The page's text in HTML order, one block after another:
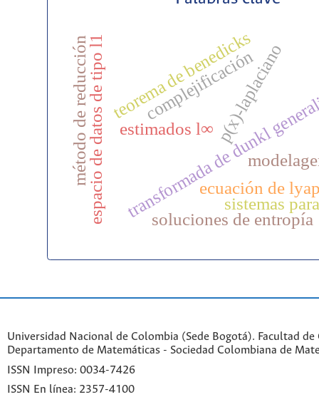
transformada de dunkl
teorema de benedicks
ecuación de
p(x)-laplaciano
estimados l∞
espacio de datos de tipo l1 complejificación
método de reducción
sistemas
soluciones de entropía
Universidad Nacional de Colombia (Sede Bogotá). Facultad de
Departamento de Matemáticas - Sociedad Colombiana de
ISSN Impreso: 0034-7426
ISSN En línea: 2357-4100